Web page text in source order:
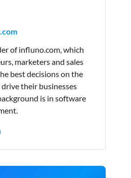
of influno.com, which
marketers and sales
best decisions on the
their businesses
is in software